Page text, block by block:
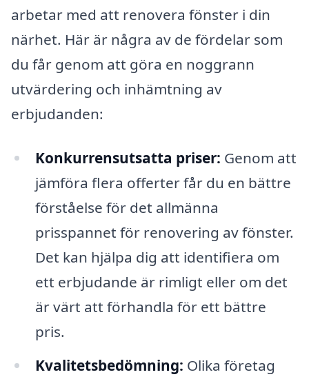
arbetar med att renovera fönster i din
närhet. Här är några av de fördelar som
du får genom att göra en noggrann
utvärdering och inhämtning av
erbjudanden:
Konkurrensutsatta priser: Genom att
jämföra flera offerter får du en bättre
förståelse för det allmänna
prisspannet för renovering av fönster.
Det kan hjälpa dig att identifiera om
ett erbjudande är rimligt eller om det
är värt att förhandla för ett bättre
pris.
Kvalitetsbedömning: Olika företag